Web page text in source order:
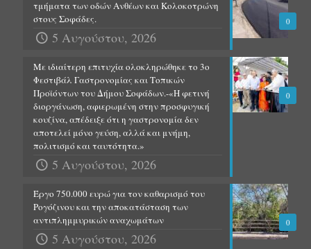
0
τμήματα των οδών Ανθέων και Κολοκοτρώνη
στους Σοφάδες.
5 Αυγούστου, 2026
0
Με ιδιαίτερη επιτυχία ολοκληρώθηκε το 3ο
Φεστιβάλ Γαστρονομίας και Τοπικών
Προϊόντων του Δήμου Σοφάδων.-«Η φετινή
διοργάνωση, αφιερωμένη στην προσφυγική
κουζίνα, απέδειξε ότι η γαστρονομία δεν
αποτελεί μόνο γεύση, αλλά και μνήμη,
πολιτισμό και ταυτότητα.»
5 Αυγούστου, 2026
0
Έργο 750.000 ευρώ για τον καθαρισμό του
Ρογόζινου και την αποκατάσταση των
αντιπλημμυρικών αναχωμάτων
5 Αυγούστου, 2026